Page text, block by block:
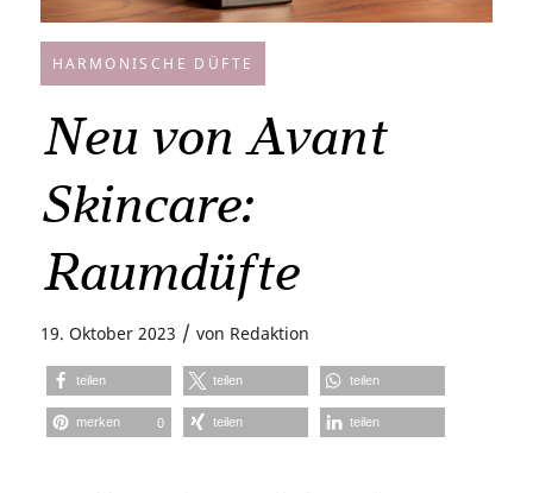
HARMONISCHE DÜFTE
Neu von Avant
Skincare:
Raumdüfte
19. Oktober 2023 / von Redaktion
teilen teilen teilen
merken 0 teilen teilen